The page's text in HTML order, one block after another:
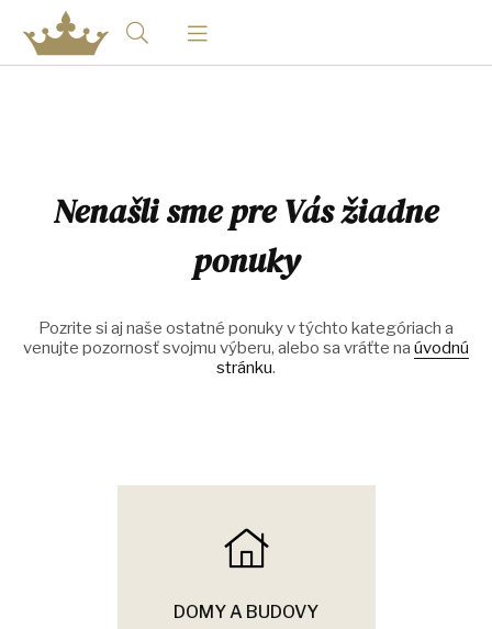
Nenašli sme pre Vás žiadne
ponuky
Pozrite si aj naše ostatné ponuky v týchto kategóriach a
venujte pozornosť svojmu výberu, alebo sa vráťte na úvodnú
stránku.
DOMY A BUDOVY